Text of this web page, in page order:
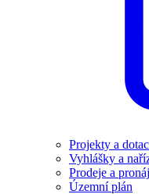
Projekty a
Vyhlášky a
Prodeje a
Územní plán